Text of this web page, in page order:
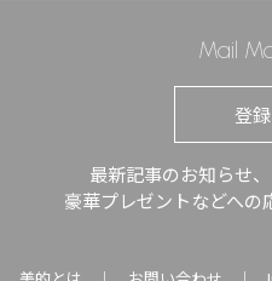
Mail
登
最新記事のお知らせ
豪華プレゼントなどへの